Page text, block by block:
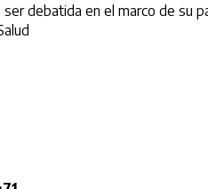
debatida en el marco de su